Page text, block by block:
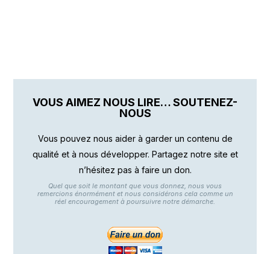
VOUS AIMEZ NOUS LIRE… SOUTENEZ-
NOUS
Vous pouvez nous aider à garder un contenu de
qualité et à nous développer. Partagez notre site et
n’hésitez pas à faire un don.
Quel que soit le montant que vous donnez, nous vous
remercions énormément et nous considérons cela comme un
réel encouragement à poursuivre notre démarche.